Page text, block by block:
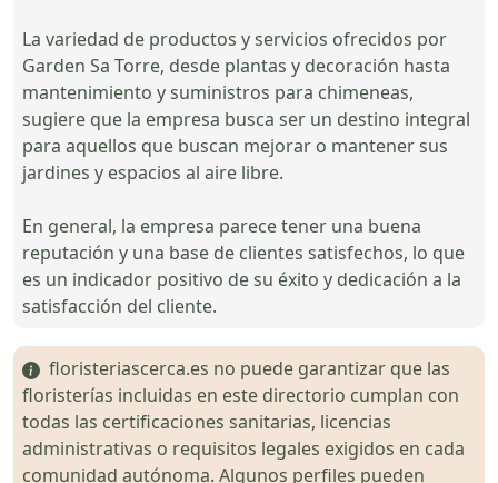
La variedad de productos y servicios ofrecidos por
Garden Sa Torre, desde plantas y decoración hasta
mantenimiento y suministros para chimeneas,
sugiere que la empresa busca ser un destino integral
para aquellos que buscan mejorar o mantener sus
jardines y espacios al aire libre.
En general, la empresa parece tener una buena
reputación y una base de clientes satisfechos, lo que
es un indicador positivo de su éxito y dedicación a la
satisfacción del cliente.
floristeriascerca.es no puede garantizar que las
floristerías incluidas en este directorio cumplan con
todas las certificaciones sanitarias, licencias
administrativas o requisitos legales exigidos en cada
comunidad autónoma. Algunos perfiles pueden